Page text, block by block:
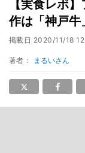
【実食レポ
作は「神戸
掲載日 2020/11/18
著者： まるいさん